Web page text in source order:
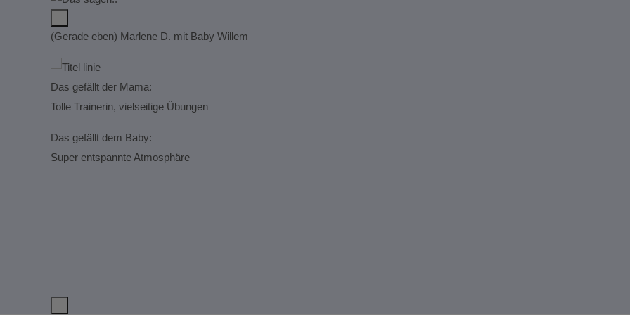
(Gerade eben) Marlene D. mit Baby Willem
Das gefällt der Mama:
Tolle Trainerin, vielseitige Übungen
Das gefällt dem Baby:
Super entspannte Atmosphäre